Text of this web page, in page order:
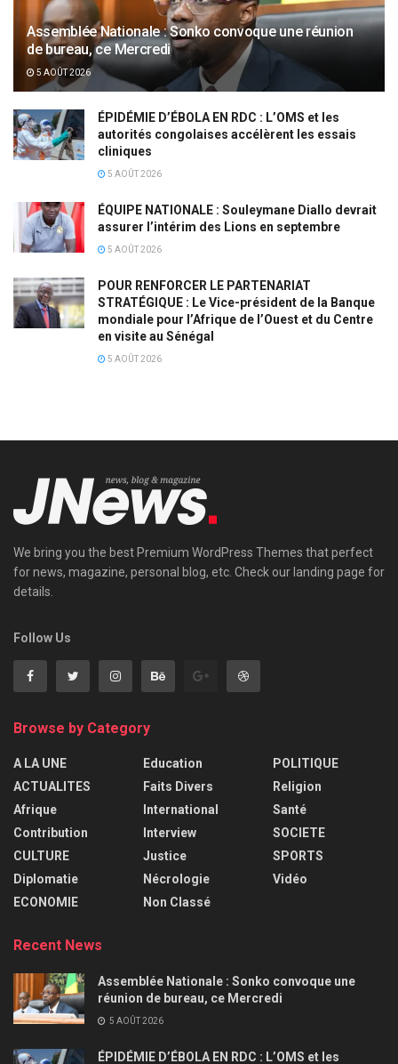
Assemblée Nationale : Sonko convoque une réunion
de bureau, ce Mercredi
5 AOÛT 2026
ÉPIDÉMIE D’ÉBOLA EN RDC : L’OMS et les
autorités congolaises accélèrent les essais
cliniques
5 AOÛT 2026
ÉQUIPE NATIONALE : Souleymane Diallo devrait
assurer l’intérim des Lions en septembre
5 AOÛT 2026
POUR RENFORCER LE PARTENARIAT
STRATÉGIQUE : Le Vice-président de la Banque
mondiale pour l’Afrique de l’Ouest et du Centre
en visite au Sénégal
5 AOÛT 2026
We bring you the best Premium WordPress Themes that perfect
for news, magazine, personal blog, etc. Check our landing page for
details.
Follow Us
Browse by Category
A LA UNE
ACTUALITES
Afrique
Contribution
CULTURE
Diplomatie
ECONOMIE
Education
Faits Divers
International
Interview
Justice
Nécrologie
Non Classé
POLITIQUE
Religion
Santé
SOCIETE
SPORTS
Vidéo
Recent News
Assemblée Nationale : Sonko convoque une
réunion de bureau, ce Mercredi
5 AOÛT 2026
ÉPIDÉMIE D’ÉBOLA EN RDC : L’OMS et les